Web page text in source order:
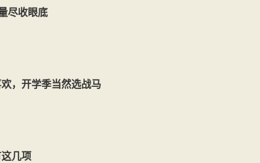
尽收眼底
，开学季当然选战马
几项